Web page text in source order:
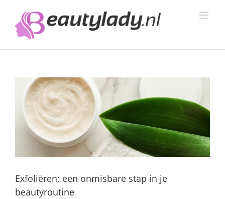
inhoud
Exfoliëren; een onmisbare stap in je
beautyroutine